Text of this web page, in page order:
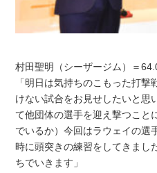
村田聖明（シーザージム）＝
「明日は気持ちのこもった打
けない試合をお見せしたいと思
て他団体の選手を迎え撃つこと
でいるか）今回はラウェイの選
時に頭突きの練習をしてきまし
ちでいきます」